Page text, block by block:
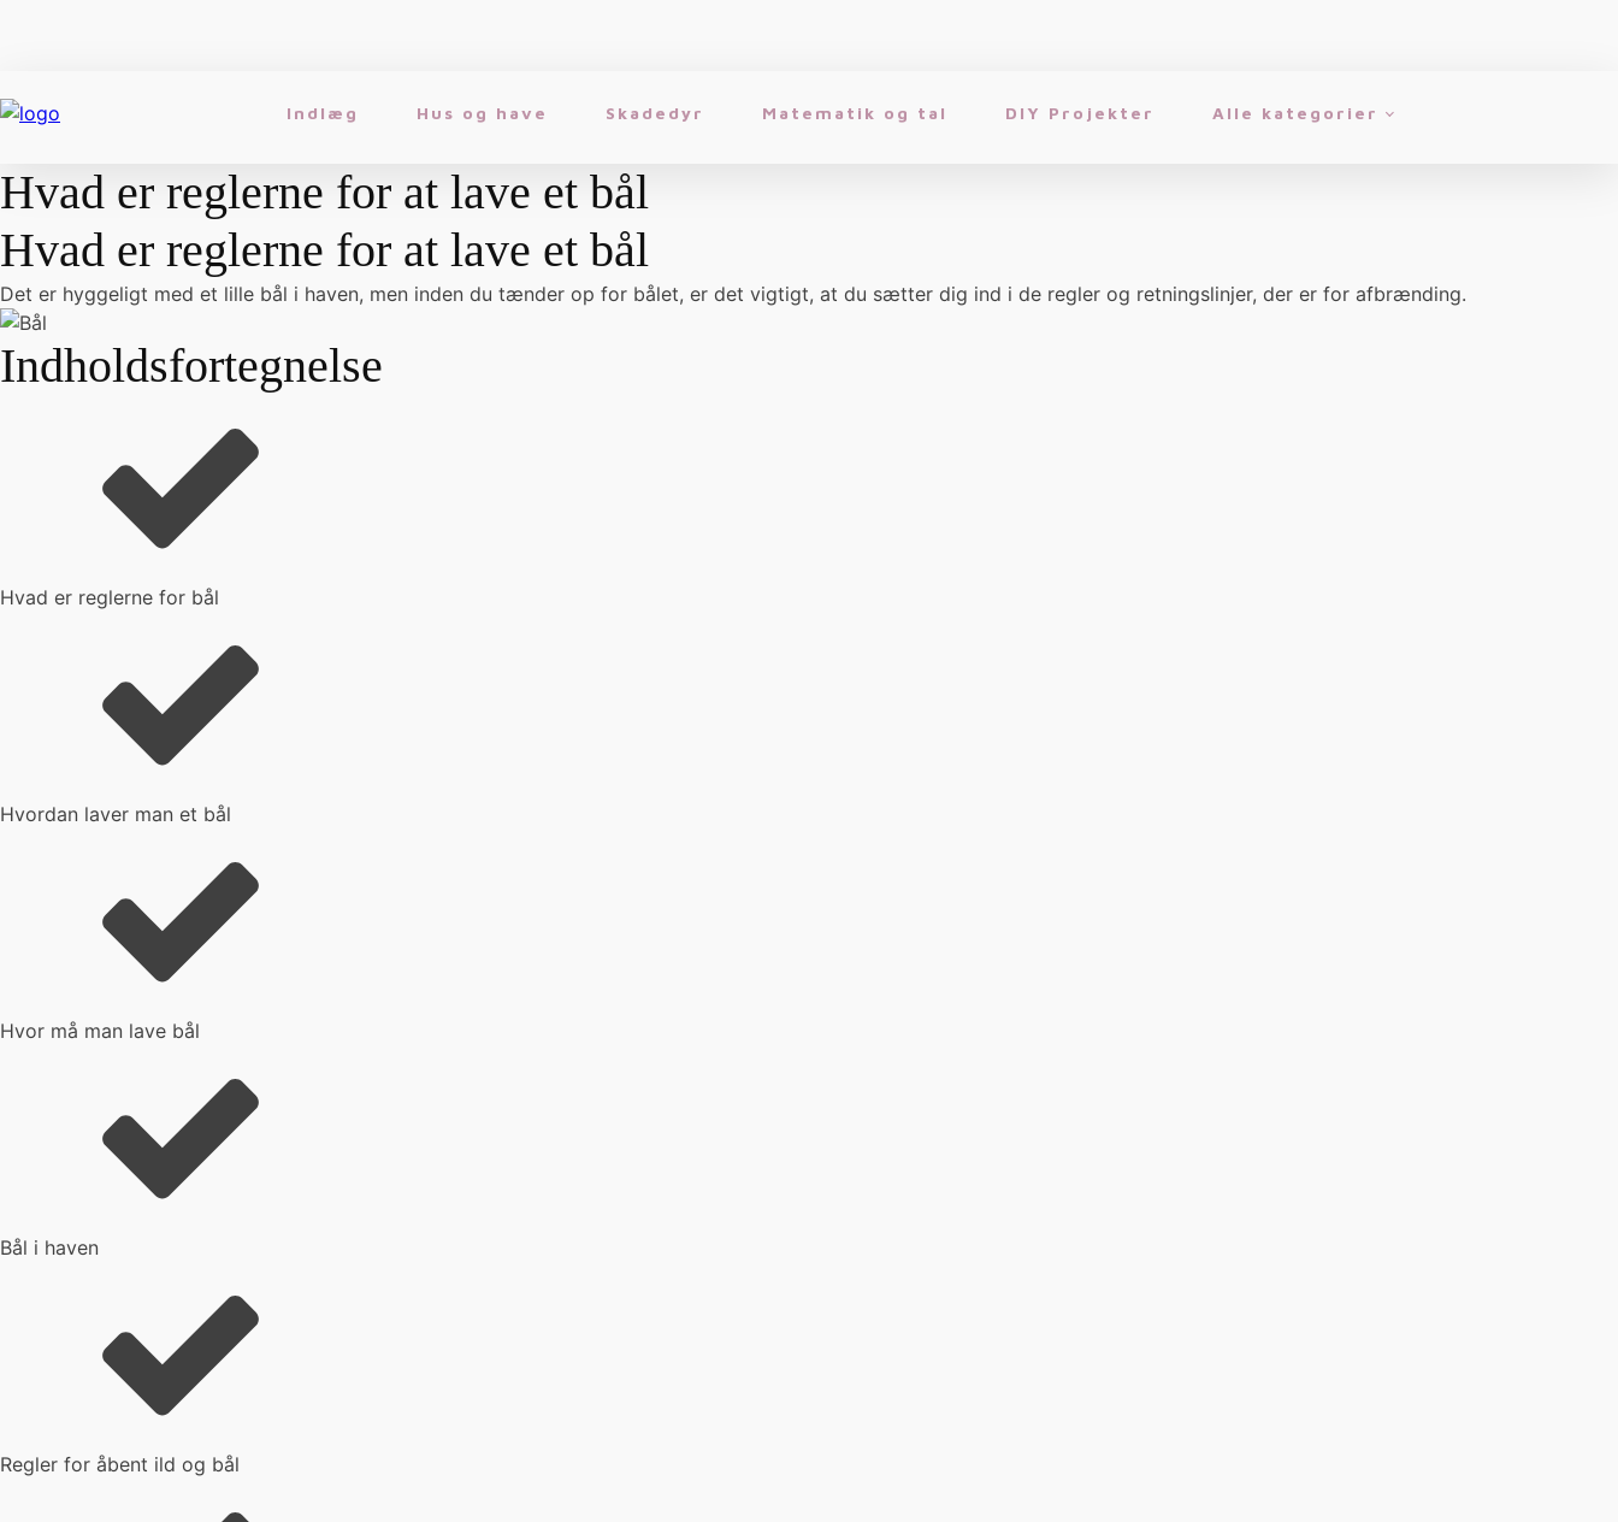
Indlæg Hus og have Skadedyr Matematik og tal DIY Projekter Alle kategorier
Hvad er reglerne for at lave et bål
Hvad er reglerne for at lave et bål
Det er hyggeligt med et lille bål i haven, men inden du tænder op for bålet, er det vigtigt, at du sætter dig ind i de regler og retningslinjer, der er for afbrænding.
Indholdsfortegnelse
Hvad er reglerne for bål
Hvordan laver man et bål
Hvor må man lave bål
Bål i haven
Regler for åbent ild og bål